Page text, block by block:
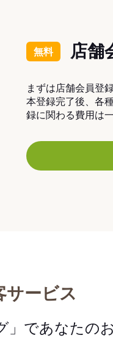
無料 店舗
まずは店舗会員登
本登録完了後、各
録に関わる費用は
サービス
」であなたの